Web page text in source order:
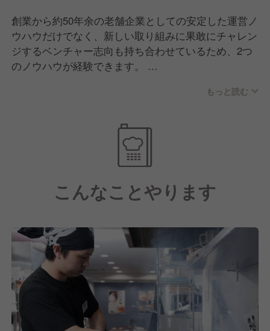
創業から約50年余の老舗企業としての安定した運営ノ
ウハウだけでなく、新しい取り組みに果敢にチャレン
ジするベンチャー志向も持ち合わせているため、2つ
のノウハウが経験できます。
書いたように、新卒の方には様々な部門でご活躍いた
・新スタイル店舗の確立
・新規事業への挑戦
かし、店舗数の増大や新しい生活様式にも対応するた
め新スタイル店舗の確立に力を注いでいます！
もっと読む
こんなことやります